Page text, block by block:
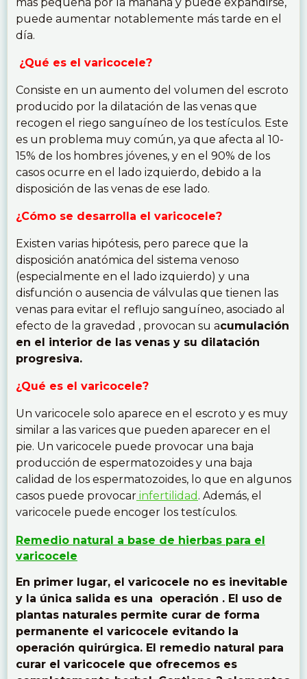
puede aumentar notablemente más tarde en el
día.
¿Qué es el varicocele?
Consiste en un aumento del volumen del escroto
producido por la dilatación de las venas que
recogen el riego sanguíneo de los testículos. Este
es un problema muy común, ya que afecta al 10-
15% de los hombres jóvenes, y en el 90% de los
casos ocurre en el lado izquierdo, debido a la
disposición de las venas de ese lado.
¿Cómo se desarrolla el varicocele?
Existen varias hipótesis, pero parece que la
disposición anatómica del sistema venoso
(especialmente en el lado izquierdo) y una
disfunción o ausencia de válvulas que tienen las
venas para evitar el reflujo sanguíneo, asociado al
efecto de la gravedad , provocan su acumulación
en el interior de las venas y su dilatación
progresiva.
¿Qué es el varicocele?
Un varicocele solo aparece en el escroto y es muy
similar a las varices que pueden aparecer en el
pie. Un varicocele puede provocar una baja
producción de espermatozoides y una baja
calidad de los espermatozoides, lo que en algunos
casos puede provocar infertilidad . Además, el
varicocele puede encoger los testículos.
Remedio natural a base de hierbas para el
varicocele
En primer lugar, el varicocele no es inevitable
y la única salida es una operación . El uso de
plantas naturales permite curar de forma
permanente el varicocele evitando la
operación quirúrgica. El remedio natural para
curar el varicocele que ofrecemos es